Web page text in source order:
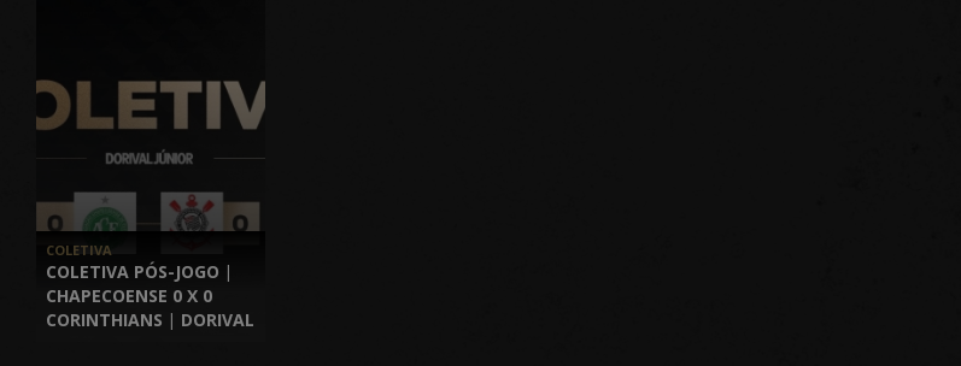
COLETIVA
COLETIVA PÓS-JOGO |
CHAPECOENSE 0 X 0
CORINTHIANS | DORIVAL